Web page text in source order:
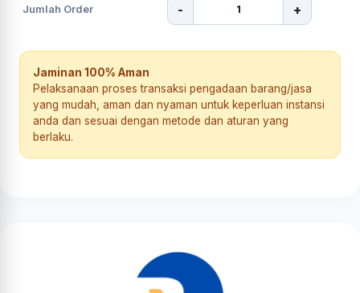
Jumlah Order - +
Jaminan 100% Aman
Pelaksanaan proses transaksi pengadaan barang/jasa
yang mudah, aman dan nyaman untuk keperluan instansi
anda dan sesuai dengan metode dan aturan yang
berlaku.